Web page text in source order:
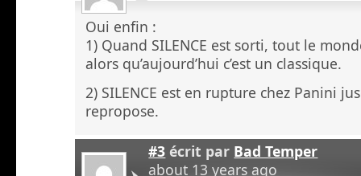
Oui enfin :
1) Quand SILENCE est sorti, tout le
alors qu’aujourd’hui c’est un classique.
2) SILENCE est en rupture chez Panini
repropose.
#3 écrit par Bad Temper
about 13 years ago